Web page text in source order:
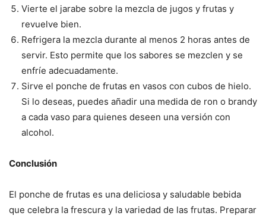
Vierte el jarabe sobre la mezcla de jugos y frutas y
revuelve bien.
Refrigera la mezcla durante al menos 2 horas antes de
servir. Esto permite que los sabores se mezclen y se
enfríe adecuadamente.
Sirve el ponche de frutas en vasos con cubos de hielo.
Si lo deseas, puedes añadir una medida de ron o brandy
a cada vaso para quienes deseen una versión con
alcohol.
Conclusión
El ponche de frutas es una deliciosa y saludable bebida
que celebra la frescura y la variedad de las frutas. Preparar